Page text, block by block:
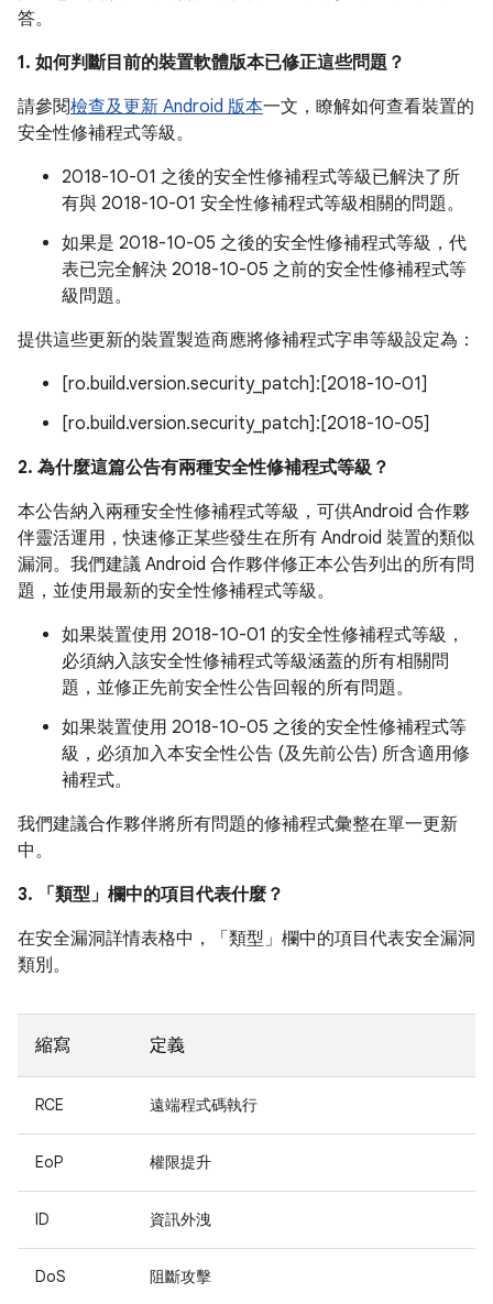
答。
1. 如何判斷目前的裝置軟體版本已修正這些問題？
請參閱檢查及更新 Android 版本一文，瞭解如何查看裝置的
安全性修補程式等級。
2018-10-01 之後的安全性修補程式等級已解決了所
有與 2018-10-01 安全性修補程式等級相關的問題。
如果是 2018-10-05 之後的安全性修補程式等級，代
表已完全解決 2018-10-05 之前的安全性修補程式等
級問題。
提供這些更新的裝置製造商應將修補程式字串等級設定為：
[ro.build.version.security_patch]:[2018-10-01]
[ro.build.version.security_patch]:[2018-10-05]
2. 為什麼這篇公告有兩種安全性修補程式等級？
本公告納入兩種安全性修補程式等級，可供Android 合作夥
伴靈活運用，快速修正某些發生在所有 Android 裝置的類似
漏洞。我們建議 Android 合作夥伴修正本公告列出的所有問
題，並使用最新的安全性修補程式等級。
如果裝置使用 2018-10-01 的安全性修補程式等級，
必須納入該安全性修補程式等級涵蓋的所有相關問
題，並修正先前安全性公告回報的所有問題。
如果裝置使用 2018-10-05 之後的安全性修補程式等
級，必須加入本安全性公告 (及先前公告) 所含適用修
補程式。
我們建議合作夥伴將所有問題的修補程式彙整在單一更新
中。
3. 「類型」 欄中的項目代表什麼？
在安全漏洞詳情表格中，「類型」 欄中的項目代表安全漏洞
類別。
縮寫 定義
RCE 遠端程式碼執行
EoP 權限提升
ID 資訊外洩
DoS 阻斷攻擊